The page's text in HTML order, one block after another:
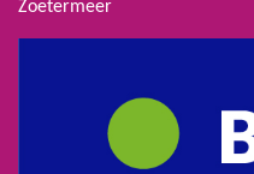
Zoetermeer